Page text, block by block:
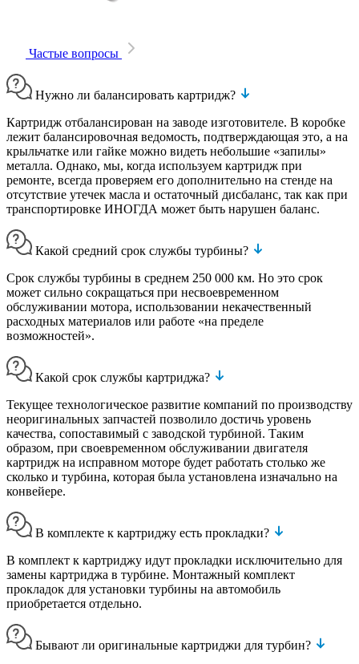
Частые вопросы
Нужно ли балансировать картридж?
Картридж отбалансирован на заводе изготовителе. В коробке
лежит балансировочная ведомость, подтверждающая это, а на
крыльчатке или гайке можно видеть небольшие «запилы»
металла. Однако, мы, когда используем картридж при
ремонте, всегда проверяем его дополнительно на стенде на
отсутствие утечек масла и остаточный дисбаланс, так как при
транспортировке ИНОГДА может быть нарушен баланс.
Какой средний срок службы турбины?
Срок службы турбины в среднем 250 000 км. Но это срок
может сильно сокращаться при несвоевременном
обслуживании мотора, использовании некачественный
расходных материалов или работе «на пределе
возможностей».
Какой срок службы картриджа?
Текущее технологическое развитие компаний по производству
неоригинальных запчастей позволило достичь уровень
качества, сопоставимый с заводской турбиной. Таким
образом, при своевременном обслуживании двигателя
картридж на исправном моторе будет работать столько же
сколько и турбина, которая была установлена изначально на
конвейере.
В комплекте к картриджу есть прокладки?
В комплект к картриджу идут прокладки исключительно для
замены картриджа в турбине. Монтажный комплект
прокладок для установки турбины на автомобиль
приобретается отдельно.
Бывают ли оригинальные картриджи для турбин?